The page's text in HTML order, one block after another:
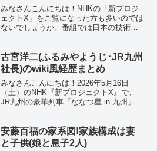
みなさんこんにちは！NHKの「新プロジ
ェクトX」をご覧になった方も多いのでは
ないでしょうか。番組では日本の技術革
ーで月面探査ロボットの開発に臨んだ技
術者たちの物語が話題...
古宮洋二(ふるみやようじ･JR九州
社長)のwiki風経歴まとめ
みなさんこんにちは！2026年5月16日
（土）のNHK『新プロジェクトX』で、
JR九州の豪華列車「ななつ星 in 九州」の
な人なんだろう？」と気になった方も多
いのではな...
安藤百福の家系図!家族構成は妻
と子供(娘と息子2人)